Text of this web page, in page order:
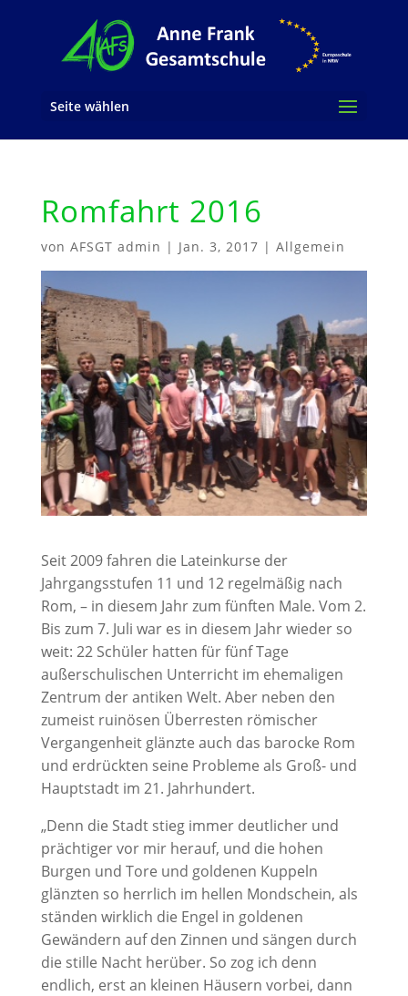
Seite wählen
Romfahrt 2016
von AFSGT admin | Jan. 3, 2017 | Allgemein
Seit 2009 fahren die Lateinkurse der
Jahrgangsstufen 11 und 12 regelmäßig nach
Rom, – in diesem Jahr zum fünften Male. Vom 2.
Bis zum 7. Juli war es in diesem Jahr wieder so
weit: 22 Schüler hatten für fünf Tage
außerschulischen Unterricht im ehemaligen
Zentrum der antiken Welt. Aber neben den
zumeist ruinösen Überresten römischer
Vergangenheit glänzte auch das barocke Rom
und erdrückten seine Probleme als Groß- und
Hauptstadt im 21. Jahrhundert.
„Denn die Stadt stieg immer deutlicher und
prächtiger vor mir herauf, und die hohen
Burgen und Tore und goldenen Kuppeln
glänzten so herrlich im hellen Mondschein, als
ständen wirklich die Engel in goldenen
Gewändern auf den Zinnen und sängen durch
die stille Nacht herüber. So zog ich denn
endlich, erst an kleinen Häusern vorbei, dann